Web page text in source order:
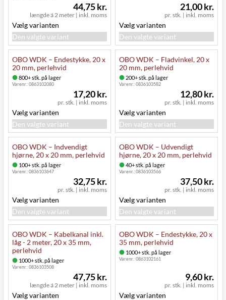
længde á 2 meter | inkl. moms
44,75 kr.
Vælg varianten
Den valgte variant
pr. stk. | inkl. moms
21,00 kr.
Vælg varianten
Den valgte variant
OBO WDK – Endestykke, 20 x
20 mm, perlehvid
800+ stk. på lager
Varenr.:0863102080
pr. stk. | inkl. moms
17,20 kr.
Vælg varianten
Den valgte variant
OBO WDK – Fladvinkel, 20 x
20 mm, perlehvid
200+ stk. på lager
Varenr.:0836103582
pr. stk. | inkl. moms
12,80 kr.
Vælg varianten
Den valgte variant
OBO WDK – Indvendigt
hjørne, 20 x 20 mm, perlehvid
100+ stk. på lager
Varenr.:0836103647
pr. stk. | inkl. moms
32,75 kr.
Vælg varianten
Den valgte variant
OBO WDK – Udvendigt
hjørne, 20 x 20 mm, perlehvid
40+ stk. på lager
Varenr.:0836103566
pr. stk. | inkl. moms
37,50 kr.
Vælg varianten
Den valgte variant
OBO WDK – Kabelkanal inkl.
låg - 2 meter, 20 x 35 mm,
perlehvid
1000+ stk. på lager
Varenr.:0836103508
længde á 2 meter | inkl. moms
47,75 kr.
Vælg varianten
OBO WDK – Endestykke, 20 x
35 mm, perlehvid
1000+ stk. på lager
Varenr.:0863102161
pr. stk. | inkl. moms
9,60 kr.
Vælg varianten